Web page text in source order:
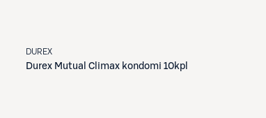
DUREX
Durex Mutual Climax kondomi 10kpl